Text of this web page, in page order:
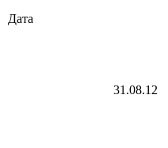
Дата
31.08.12